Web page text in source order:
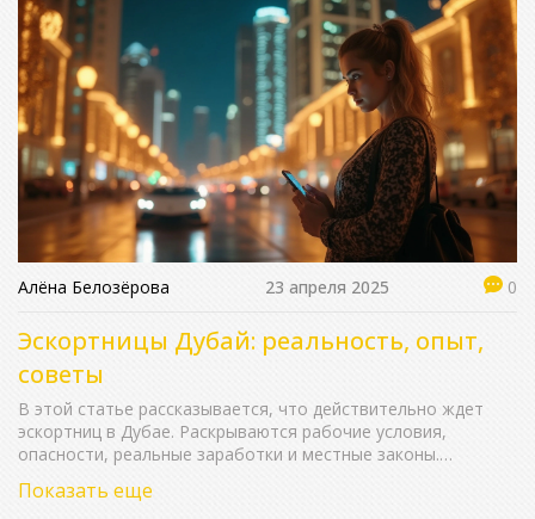
Алёна Белозёрова 23 апреля 2025 0
Эскортницы Дубай: реальность, опыт,
советы
В этой статье рассказывается, что действительно ждет
эскортниц в Дубае. Раскрываются рабочие условия,
опасности, реальные заработки и местные законы.
которые нужно знать перед поездкой. На практике
Показать еще